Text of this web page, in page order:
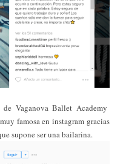
Vaganova Ballet Academy
famosa en instagram gracias
supone ser una bailarina.